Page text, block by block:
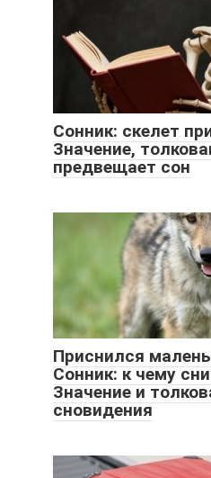
Сонник: скелет
Значение,
предвещает сон
Приснился
Сонник: к чему
Значение и
сновидения